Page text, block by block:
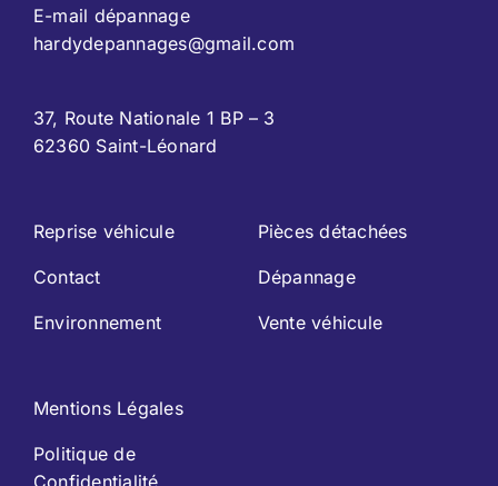
E-mail dépannage
hardydepannages@gmail.com
37, Route Nationale 1 BP – 3
62360 Saint-Léonard
Pièces détachées
Dépannage
Vente véhicule
Reprise véhicule
Contact
Environnement
Mentions Légales
Politique de